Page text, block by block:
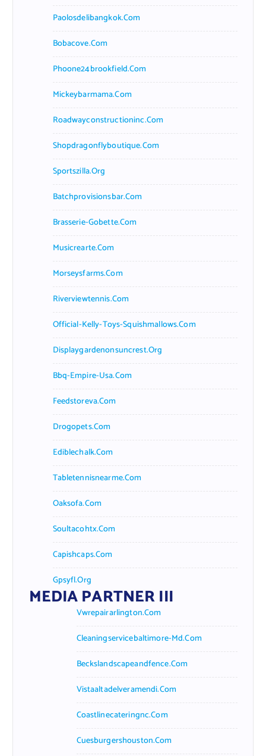
Paolosdelibangkok.com
Bobacove.com
Phoone24brookfield.com
Mickeybarmama.com
Roadwayconstructioninc.com
Shopdragonflyboutique.com
Sportszilla.org
Batchprovisionsbar.com
Brasserie-Gobette.com
Musicrearte.com
Morseysfarms.com
Riverviewtennis.com
Official-Kelly-Toys-Squishmallows.com
Displaygardenonsuncrest.org
Bbq-Empire-Usa.com
Feedstoreva.com
Drogopets.com
Ediblechalk.com
Tabletennisnearme.com
Oaksofa.com
Soultacohtx.com
Capishcaps.com
Gpsyfl.org
MEDIA PARTNER III
Vwrepairarlington.com
Cleaningservicebaltimore-Md.com
Beckslandscapeandfence.com
Vistaaltadelveramendi.com
Coastlinecateringnc.com
Cuesburgershouston.com